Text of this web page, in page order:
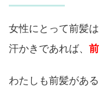
女性にとって前髪
汗かきであれば、
わたしも前髪があ